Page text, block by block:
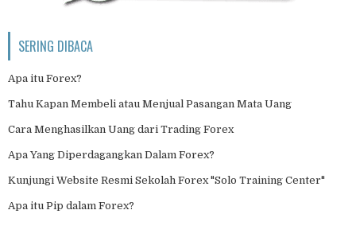
SERING DIBACA
Apa itu Forex?
Tahu Kapan Membeli atau Menjual Pasangan Mata Uang
Cara Menghasilkan Uang dari Trading Forex
Apa Yang Diperdagangkan Dalam Forex?
Kunjungi Website Resmi Sekolah Forex "Solo Training Center"
Apa itu Pip dalam Forex?